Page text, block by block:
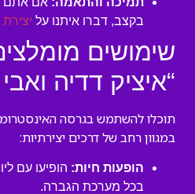
בקצב, דברו איתנו על
שימושים
“איציק דדיה
תוכלו להשתמש בגרסה
במגוון רחב של דרכים יצירתיות:
הופעות חיות: הופיעו עם
בכל מערכת הגברה.